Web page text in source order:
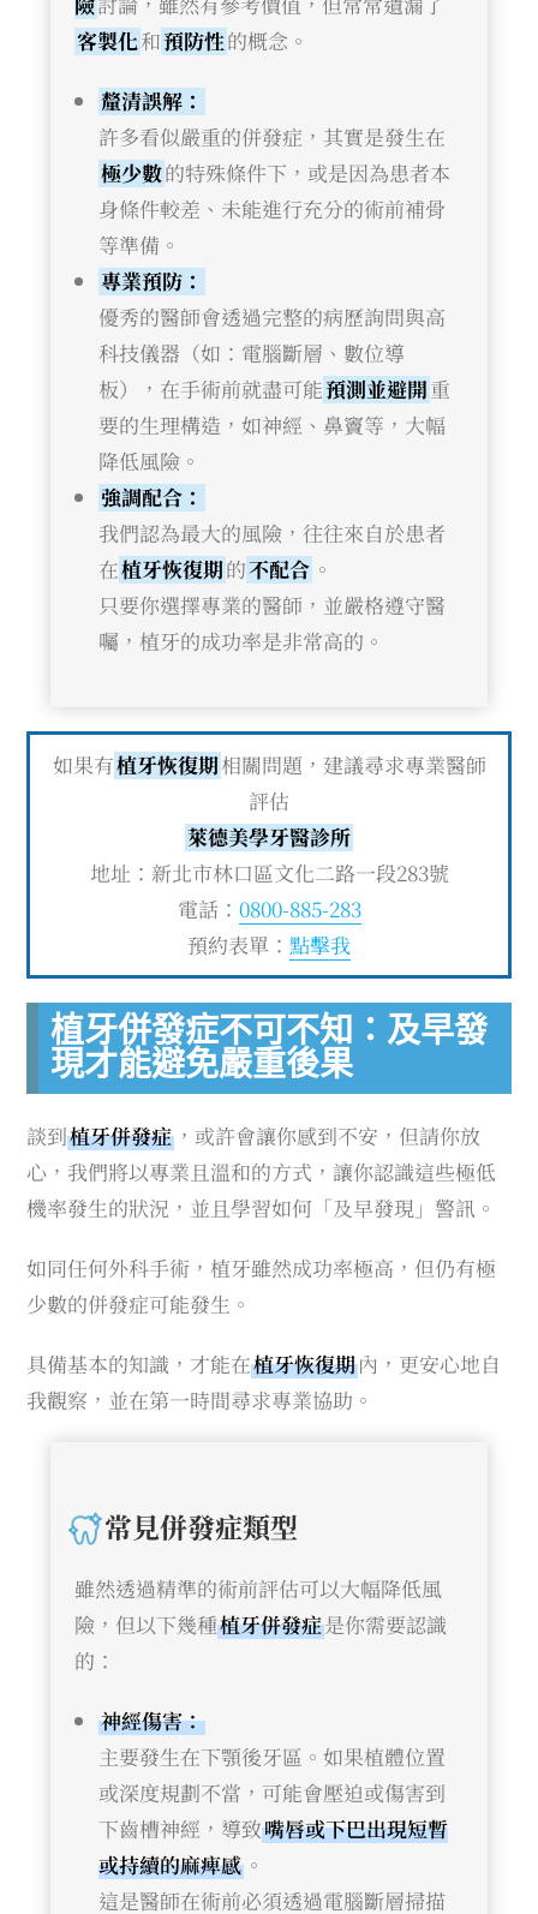
客製化和預防性的概念。
釐清誤解：
許多看似嚴重的併發症，其實是發生在
極少數的特殊條件下，或是因為患者本
身條件較差、未能進行充分的術前補骨
等準備。
專業預防：
優秀的醫師會透過完整的病歷詢問與高
科技儀器（如：電腦斷層、數位導
板），在手術前就盡可能預測並避開重
要的生理構造，如神經、鼻竇等，大幅
降低風險。
強調配合：
我們認為最大的風險，往往來自於患者
在植牙恢復期的不配合 。
只要你選擇專業的醫師，並嚴格遵守醫
囑，植牙的成功率是非常高的。
如果有植牙恢復期相關問題，建議尋求專業醫師
評估
萊德美學牙醫診所
地址：新北市林口區文化二路一段283號
電話： 0800-885-283
預約表單： 點擊我
植牙併發症不可不知：及早發
現才能避免嚴重後果
談到植牙併發症 ，或許會讓你感到不安，但請你放
心，我們將以專業且溫和的方式，讓你認識這些極低
機率發生的狀況，並且學習如何「及早發現」警訊。
如同任何外科手術，植牙雖然成功率極高，但仍有極
少數的併發症可能發生。
具備基本的知識，才能在植牙恢復期內，更安心地自
我觀察，並在第一時間尋求專業協助。
常見併發症類型
雖然透過精準的術前評估可以大幅降低風
險，但以下幾種植牙併發症是你需要認識
的：
神經傷害：
主要發生在下顎後牙區。如果植體位置
或深度規劃不當，可能會壓迫或傷害到
下齒槽神經，導致嘴唇或下巴出現短暫
或持續的麻痺感 。
這是醫師在術前必須透過電腦斷層掃描